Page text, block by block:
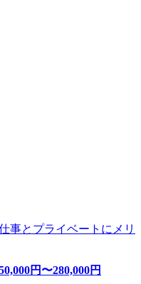
事とプライベートにメリ
円〜280,000円